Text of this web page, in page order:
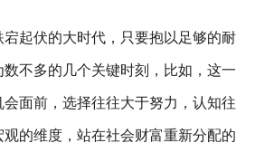
起伏的大时代，只要抱以足够的耐
不多的几个关键时刻，比如，这一
面前，选择往往大于努力，认知往
的维度，站在社会财富重新分配的